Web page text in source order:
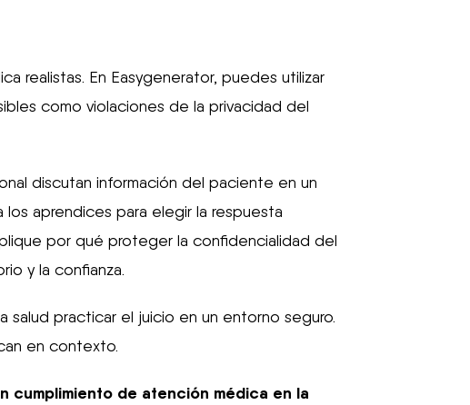
realistas. En Easygenerator, puedes utilizar
como violaciones de la privacidad del
discutan información del paciente en un
aprendices para elegir la respuesta
por qué proteger la confidencialidad del
y la confianza.
salud practicar el juicio en un entorno seguro.
en contexto.
de atención médica en la